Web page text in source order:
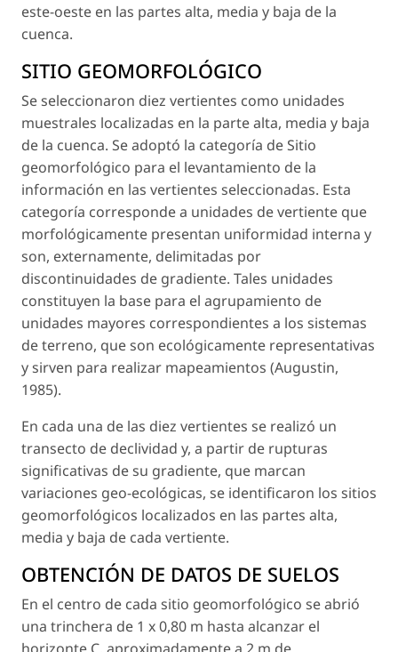
este-oeste en las partes alta, media y baja de la
cuenca.
SITIO GEOMORFOLÓGICO
Se seleccionaron diez vertientes como unidades
muestrales localizadas en la parte alta, media y baja
de la cuenca. Se adoptó la categoría de Sitio
geomorfológico para el levantamiento de la
información en las vertientes seleccionadas. Esta
categoría corresponde a unidades de vertiente que
morfológicamente presentan uniformidad interna y
son, externamente, delimitadas por
discontinuidades de gradiente. Tales unidades
constituyen la base para el agrupamiento de
unidades mayores correspondientes a los sistemas
de terreno, que son ecológicamente representativas
y sirven para realizar mapeamientos (Augustin,
1985).
En cada una de las diez vertientes se realizó un
transecto de declividad y, a partir de rupturas
significativas de su gradiente, que marcan
variaciones geo-ecológicas, se identificaron los sitios
geomorfológicos localizados en las partes alta,
media y baja de cada vertiente.
OBTENCIÓN DE DATOS DE SUELOS
En el centro de cada sitio geomorfológico se abrió
una trinchera de 1 x 0,80 m hasta alcanzar el